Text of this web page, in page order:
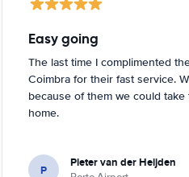
Easy going
The last time I complimented
Coimbra for their fast service.
because of them we could
home.
P Pieter van der Heijden